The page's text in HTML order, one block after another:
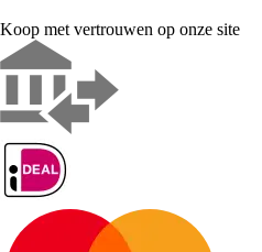
Koop met vertrouwen op onze site